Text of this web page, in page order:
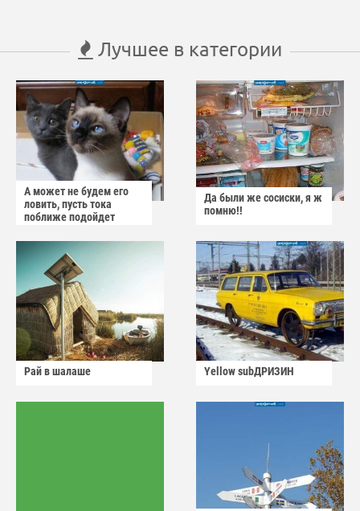
Лучшее в категории
А может не будем его
ловить, пусть тока
поближе подойдет
Да были же сосиски, я ж
помню!!
Рай в шалаше Yellow subДРИЗИН